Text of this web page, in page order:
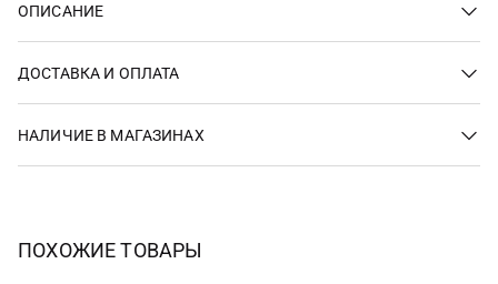
ОПИСАНИЕ
ДОСТАВКА И ОПЛАТА
НАЛИЧИЕ В МАГАЗИНАХ
ПОХОЖИЕ ТОВАРЫ